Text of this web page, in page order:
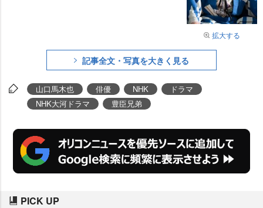
拡大する
記事全文・写真を大きく見る
山口馬木也 俳優 NHK
ドラマ
NHK大河ドラマ
豊臣兄弟
PICK UP